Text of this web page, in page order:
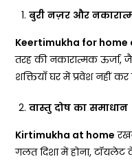
बुरी नज़र और
Keertimukha for home
तरह की नकारात्मक ऊर्जा,
शक्तियाँ घर में प्रवेश नहीं कर
वास्तु दोष का समाधान
Kirtimukha at home
गलत दिशा में होना, टॉयलेट के